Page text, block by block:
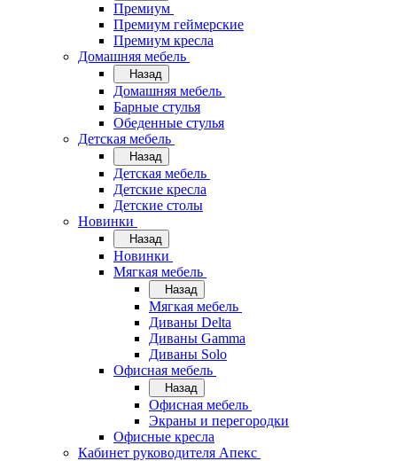
Премиум
Премиум геймерские
Премиум кресла
Домашняя мебель
Назад
Домашняя мебель
Барные стулья
Обеденные стулья
Детская мебель
Назад
Детская мебель
Детские кресла
Детские столы
Новинки
Назад
Новинки
Мягкая мебель
Назад
Мягкая мебель
Диваны Delta
Диваны Gamma
Диваны Solo
Офисная мебель
Назад
Офисная мебель
Экраны и перегородки
Офисные кресла
Кабинет руководителя Апекс